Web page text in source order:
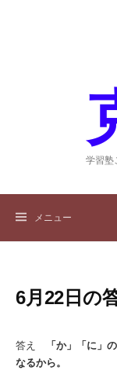
学習塾
メニュー
6月22日の
答え
「か」「に」
なるから。